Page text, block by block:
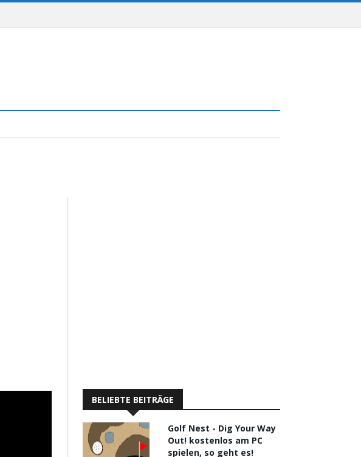
BELIEBTE BEITRÄGE
Golf Nest - Dig Your Way
Out! kostenlos am PC
spielen, so geht es!